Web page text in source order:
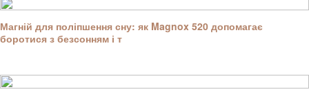
Магній для поліпшення сну: як Magnox 520 допомагає
боротися з безсонням і т